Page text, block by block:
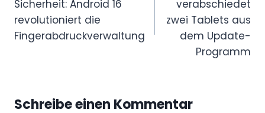
Sicherheit: Android 16
revolutioniert die
Fingerabdruckverwaltung
verabschiedet
zwei Tablets aus
dem Update-
Programm
Schreibe einen Kommentar